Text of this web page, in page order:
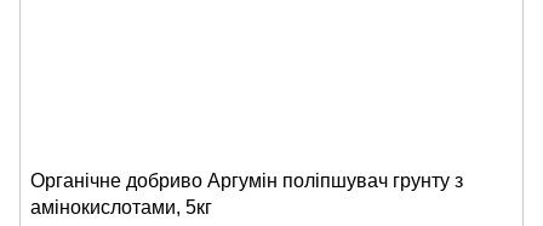
Органічне добриво Аргумін поліпшувач грунту з
амінокислотами, 5кг